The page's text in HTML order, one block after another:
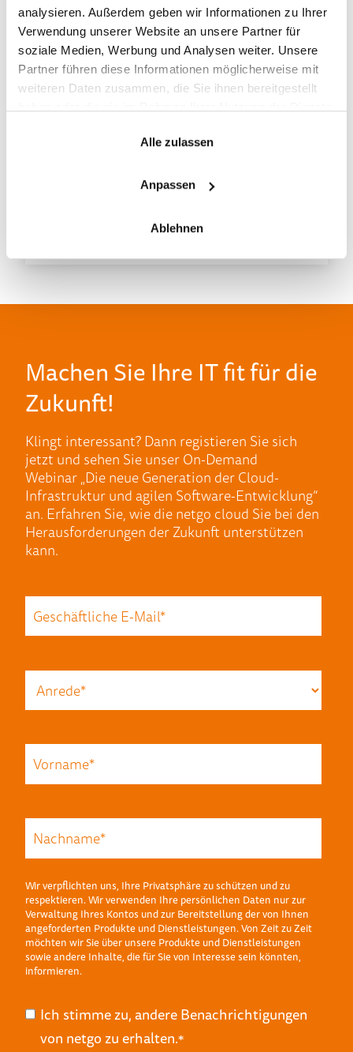
analysieren. Außerdem geben wir Informationen zu Ihrer
Verwendung unserer Website an unsere Partner für
soziale Medien, Werbung und Analysen weiter. Unsere
Partner führen diese Informationen möglicherweise mit
weiteren Daten zusammen, die Sie ihnen bereitgestellt
Alle zulassen
Anpassen
Ablehnen
Product Manager Projects & Cloud
netgo
Machen Sie Ihre IT fit für die
Zukunft!
Klingt interessant? Dann registieren Sie sich
jetzt und sehen Sie unser On-Demand
Webinar„Die neue Generation der Cloud-
Infrastruktur und agilen Software-Entwicklung“
an. Erfahren Sie,wie die netgo cloud Sie bei den
Herausforderungen der Zukunft unterstützen
kann.
Wir verpflichten uns, Ihre Privatsphäre zu schützen und zu
respektieren. Wir verwenden Ihre persönlichen Daten nur zur
Verwaltung Ihres Kontos und zur Bereitstellung der von Ihnen
angeforderten Produkte und Dienstleistungen. Von Zeit zu Zeit
möchten wir Sie über unsere Produkte und Dienstleistungen
sowie andere Inhalte, die für Sie von Interesse sein könnten,
informieren.
Ich stimme zu, andere Benachrichtigungen
von netgo zu erhalten.*